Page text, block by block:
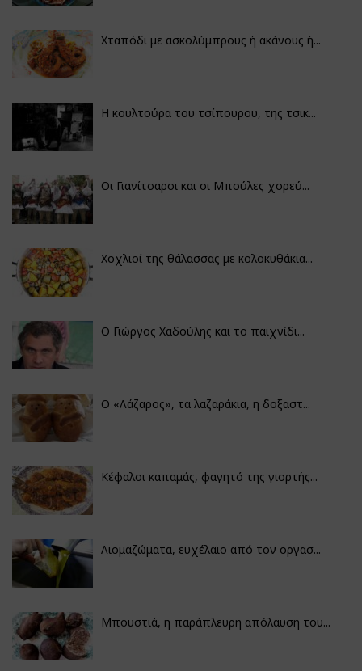
Χταπόδι με ασκολύμπρους ή ακάνους ή...
Η κουλτούρα του τσίπουρου, της τσικ...
Οι Γιανίτσαροι και οι Μπούλες χορεύ...
Χοχλιοί της θάλασσας με κολοκυθάκια...
Ο Γιώργος Χαδούλης και το παιχνίδι...
Ο «Λάζαρος», τα λαζαράκια, η δοξαστ...
Κέφαλοι καπαμάς, φαγητό της γιορτής...
Λιομαζώματα, ευχέλαιο από τον οργασ...
Μπουστιά, η παράπλευρη απόλαυση του...